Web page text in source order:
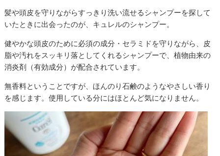
髪や頭皮を守りながらすっきり洗い流せるシャンプーを探して
いたときに出会ったのが、キュレルのシャンプー。
健やかな頭皮のために必須の成分・セラミドを守りながら、皮
脂や汚れをスッキリ落としてくれるシャンプーで、植物由来の
消炎剤（有効成分）が配合されています。
無香料ということですが、ほんのり石鹸のようなやさしい香り
を感じます。使用している分にはほとんど気になりません。